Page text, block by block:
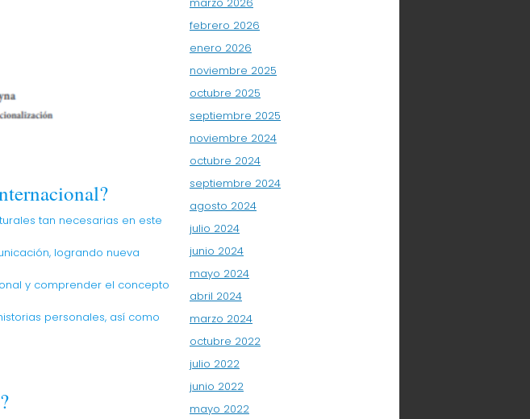
tan necesarias en este
logrando nueva
y comprender el concepto
personales, así como
febrero 2026
enero 2026
noviembre 2025
octubre 2025
septiembre 2025
noviembre 2024
octubre 2024
septiembre 2024
agosto 2024
julio 2024
junio 2024
mayo 2024
abril 2024
marzo 2024
octubre 2022
julio 2022
junio 2022
mayo 2022